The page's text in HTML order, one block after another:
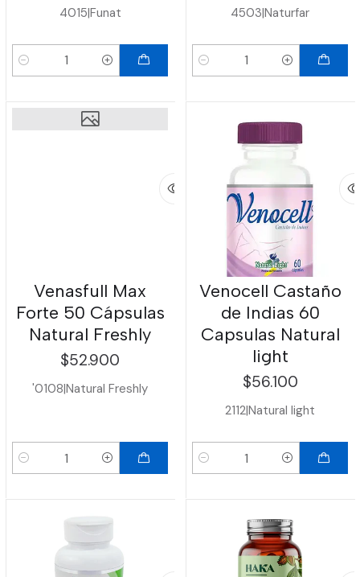
4015|Funat
Cantidad
4503|Naturfar
Cantidad
Venasfull Max
Forte 50 Cápsulas
Natural Freshly
$52.900
'0108|Natural Freshly
Cantidad
Venocell Castaño
de Indias 60
Capsulas Natural
light
$56.100
2112|Natural light
Cantidad